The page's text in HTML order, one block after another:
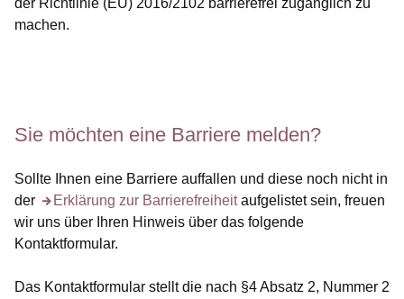
der Richtlinie (EU) 2016/2102 barrierefrei zugänglich zu
machen.
Sie möchten eine Barriere melden?
Sollte Ihnen eine Barriere auffallen und diese noch nicht in
der
Erklärung zur Barrierefreiheit
Öffnet sich in einem neuen Fensteraufgelistet sein, freuen
wir uns über Ihren Hinweis über das folgende
Kontaktformular.
Das Kontaktformular stellt die nach §4 Absatz 2, Nummer 2